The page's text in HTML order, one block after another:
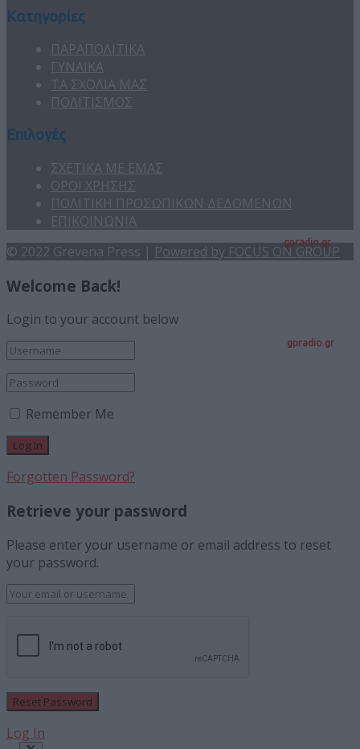
gpradio.gr
Κατηγορίες
ΠΑΡΑΠΟΛΙΤΙΚΑ
ΓΥΝΑΙΚΑ
ΤΑ ΣΧΟΛΙΑ ΜΑΣ
ΠΟΛΙΤΙΣΜΟΣ
Επιλογές
ΣΧΕΤΙΚΑ ΜΕ ΕΜΑΣ
ΟΡΟΙ ΧΡΗΣΗΣ
ΠΟΛΙΤΙΚΗ ΠΡΟΣΩΠΙΚΩΝ ΔΕΔΟΜΕΝΩΝ
ΕΠΙΚΟΙΝΩΝΙΑ
© 2022 Grevena Press | Powered by FOCUS ON GROUP
Welcome Back!
Login to your account below
Remember Me
Forgotten Password?
Retrieve your password
Please enter your username or email address to reset
your password.
Log In
gpradio.gr